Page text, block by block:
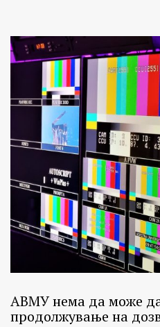
АВМУ нема да може
продолжување на